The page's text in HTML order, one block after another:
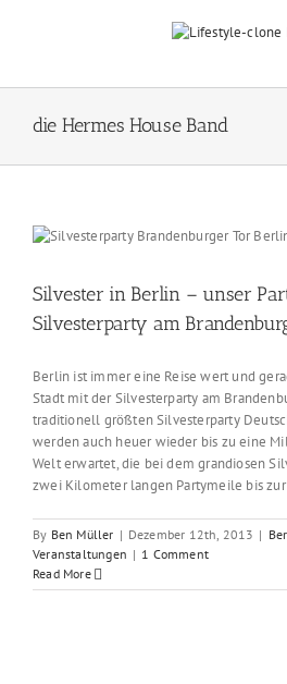
die Hermes House Band
Silvester in Berlin – unser
Silvesterparty am
Berlin ist immer eine Reise wert und
Stadt mit der Silvesterparty am
traditionell größten Silvesterparty
werden auch heuer wieder bis zu eine
Welt erwartet, die bei dem grandiosen
zwei Kilometer langen Partymeile bis
By Ben Müller | Dezember 12th, 2013 |
Veranstaltungen | 1 Comment
Read More